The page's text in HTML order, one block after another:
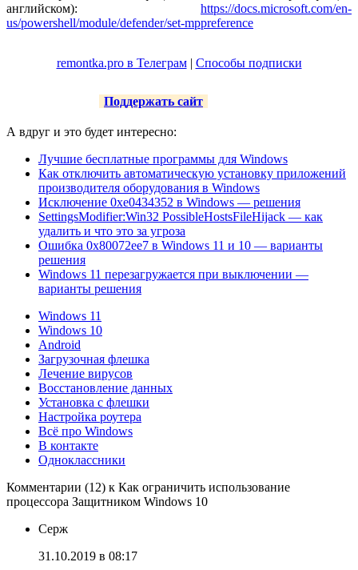
английском): https://docs.microsoft.com/en-
us/powershell/module/defender/set-mppreference
remontka.pro в Телеграм| Способы подписки
Поддержать сайт
А вдруг и это будет интересно:
Лучшие бесплатные программы для Windows
Как отключить автоматическую установку приложений
производителя оборудования в Windows
Исключение 0xe0434352 в Windows — решения
SettingsModifier:Win32 PossibleHostsFileHijack — как
удалить и что это за угроза
Ошибка 0x80072ee7 в Windows 11 и 10 — варианты
решения
Windows 11 перезагружается при выключении —
варианты решения
Windows 11
Windows 10
Android
Загрузочная флешка
Лечение вирусов
Восстановление данных
Установка с флешки
Настройка роутера
Всё про Windows
В контакте
Одноклассники
Комментарии (12) к Как ограничить использование
процессора Защитником Windows 10
Серж
31.10.2019 в 08:17